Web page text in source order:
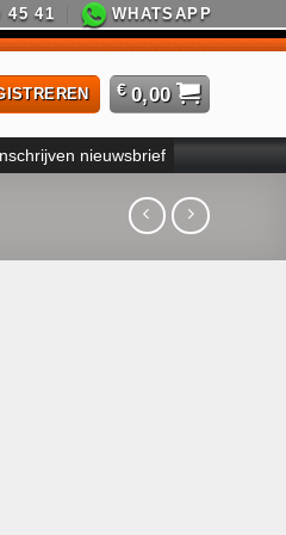
45 41 WHATSAPP
€ 0,00
nieuwsbrief